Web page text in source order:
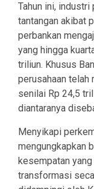
Tahun ini,
tantangan akibat
perbankan
yang hingga
triliun. Khusus
perusahaan
senilai Rp 24,5
diantaranya
Menyikapi
mengungkapkan
kesempatan
transformasi